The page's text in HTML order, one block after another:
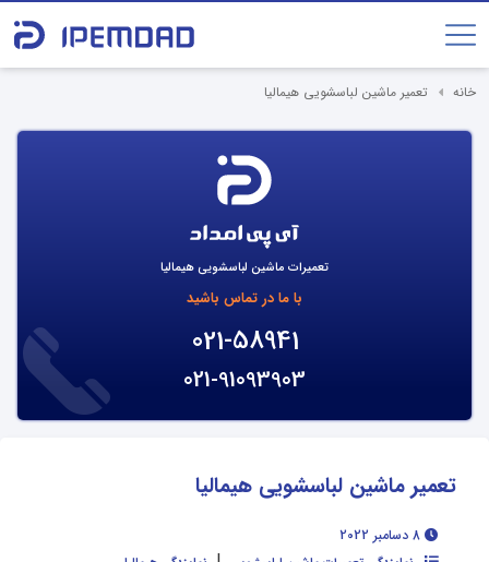
خانه تعمیر ماشین لباسشویی هیمالیا
تعمیرات ماشین لباسشویی هیمالیا
با ما در تماس باشید
021-58941
021-91093903
تعمیر ماشین لباسشویی هیمالیا